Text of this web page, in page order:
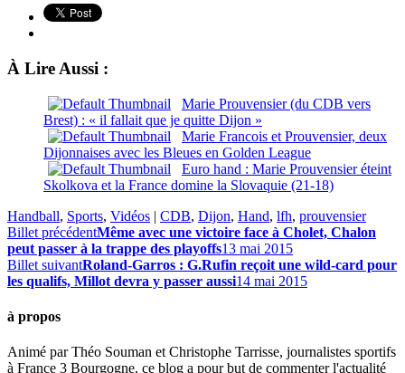
À Lire Aussi :
Marie Prouvensier (du CDB vers
Brest) : « il fallait que je quitte Dijon »
Marie Francois et Prouvensier, deux
Dijonnaises avec les Bleues en Golden League
Euro hand : Marie Prouvensier éteint
Skolkova et la France domine la Slovaquie (21-18)
Handball, Sports, Vidéos | CDB, Dijon, Hand, lfh, prouvensier
Billet précédentMême avec une victoire face à Cholet, Chalon
peut passer à la trappe des playoffs13 mai 2015
Billet suivantRoland-Garros : G.Rufin reçoit une wild-card pour
les qualifs, Millot devra y passer aussi14 mai 2015
à propos
Animé par Théo Souman et Christophe Tarrisse, journalistes sportifs
à France 3 Bourgogne, ce blog a pour but de commenter l'actualité